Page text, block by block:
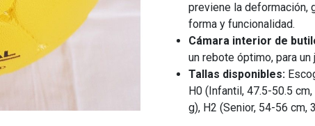
previene la deformación,
forma y funcionalidad.
Cámara interior de
un rebote óptimo, para
Tallas disponibles:
H0 (Infantil, 47.5-50.5
g), H2 (Senior, 54-56 cm,